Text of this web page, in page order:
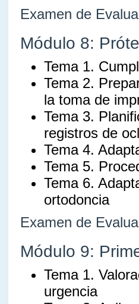
Examen de
Módulo 8:
Tema 1.
Tema 2.
la toma de
Tema 3.
registros de
Tema 4.
Tema 5.
Tema 6.
ortodoncia
Examen de
Módulo 9:
Tema 1.
urgencia